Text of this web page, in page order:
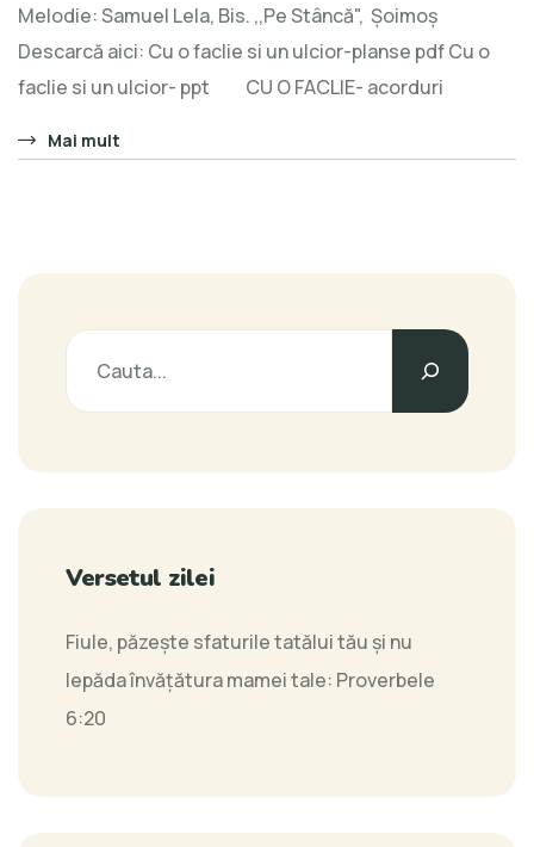
Melodie: Samuel Lela, Bis. ,,Pe Stâncă", Șoimoș
Descarcă aici: Cu o faclie si un ulcior-planse pdf Cu o
faclie si un ulcior- ppt CU O FACLIE- acorduri
Mai mult
Versetul zilei
Fiule, păzeşte sfaturile tatălui tău şi nu
lepăda învăţătura mamei tale: Proverbele
6:20